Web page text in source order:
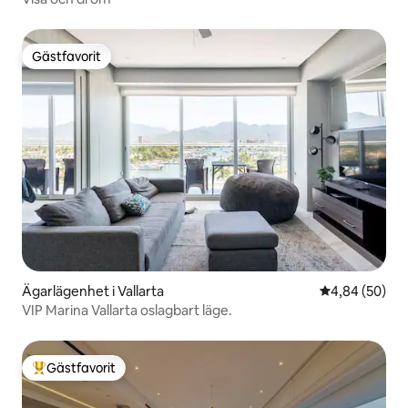
Gästfavorit
Gästfavorit
Ägarlägenhet i Vallarta 4,84 av 5 i
4,84 (50)
VIP Marina Vallarta oslagbart läge.
Populär gästfavorit
Gästfavorit